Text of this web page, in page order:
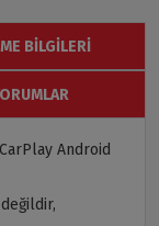
BILGILERI
Android